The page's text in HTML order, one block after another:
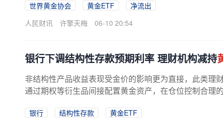
世界黄金协会 黄金ETF
净流出
人民财讯
许擎天梅 06-10 20:54
银行下调结构性存款预期利率 理财机构减持
非结构性产品收益表现受金价的影响更为直接，此类理
通过期权等衍生品间接配置黄金资产，在仓位控制合理
银行 结构性存款
黄金ETF